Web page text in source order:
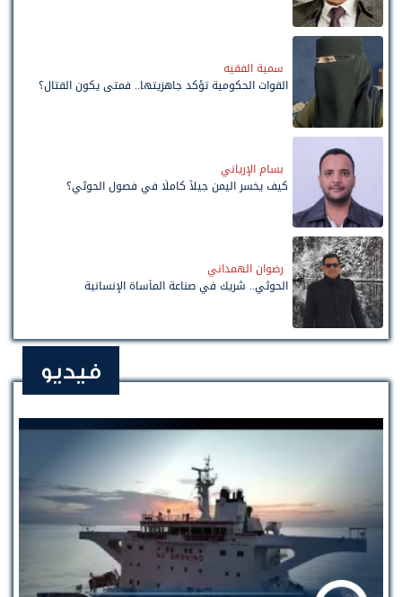
سمية الفقيه
القوات الحكومية تؤكد جاهزيتها.. فمتى يكون القتال؟
بسام الإرياني
كيف يخسر اليمن جيلاً كاملًا في فصول الحوثي؟
رضوان الهمداني
الحوثي.. شريك في صناعة المأساة الإنسانية
فيديو